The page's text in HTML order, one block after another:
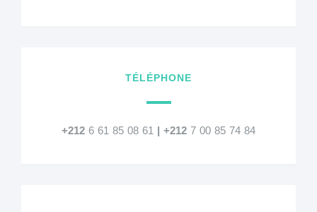
TÉLÉPHONE
+212 6 61 85 08 61 | +212 7 00 85 74 84